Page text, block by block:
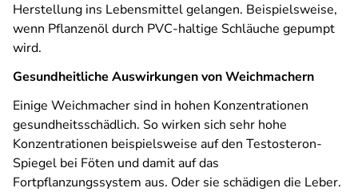
Herstellung ins Lebensmittel gelangen. Beispielsweise,
wenn Pflanzenöl durch PVC-haltige Schläuche gepumpt
wird.
Gesundheitliche Auswirkungen von Weichmachern
Einige Weichmacher sind in hohen Konzentrationen
gesundheitsschädlich. So wirken sich sehr hohe
Konzentrationen beispielsweise auf den Testosteron-
Spiegel bei Föten und damit auf das
Fortpflanzungssystem aus. Oder sie schädigen die Leber.